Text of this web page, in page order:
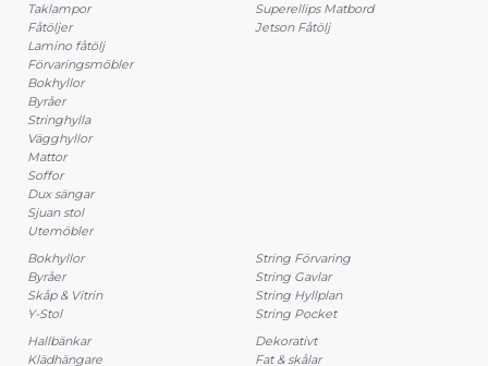
Taklampor
Fåtöljer
Lamino fåtölj
Förvaringsmöbler
Bokhyllor
Byråer
Stringhylla
Vägghyllor
Mattor
Soffor
Dux sängar
Sjuan stol
Utemöbler
Superellips Matbord
Jetson Fåtölj
Bokhyllor
Byråer
Skåp & Vitrin
Y-Stol
String Förvaring
String Gavlar
String Hyllplan
String Pocket
Hallbänkar
Klädhängare
Dekorativt
Fat & skålar